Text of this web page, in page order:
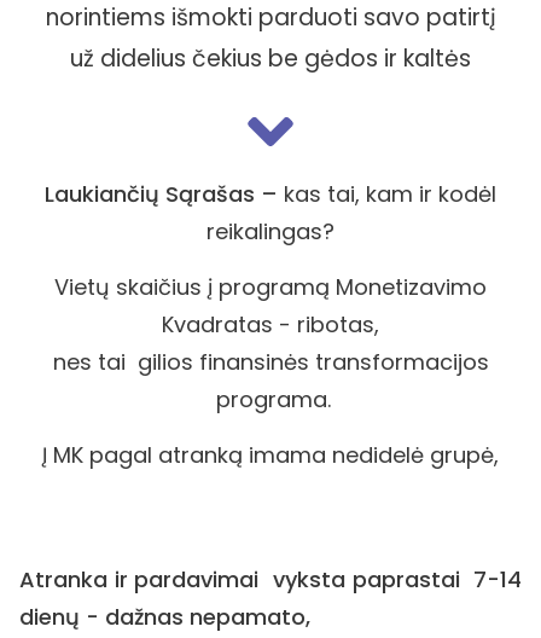
norintiems išmokti parduoti savo patirtį
už didelius čekius be gėdos ir kaltės
Laukiančių Sąrašas – kas tai, kam ir kodėl
reikalingas?
Vietų skaičius į programą Monetizavimo
Kvadratas - ribotas,
nes tai gilios finansinės transformacijos
programa.
Į MK pagal atranką imama nedidelė grupė,
Atranka ir pardavimai vyksta paprastai 7-14
dienų - dažnas nepamato,